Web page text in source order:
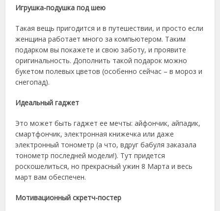
Игрушка-подушка под шею
Такая вещь пригодится и в путешествии, и просто если
женщина работает много за компьютером. Таким
подарком вы покажете и свою заботу, и проявите
оригинальность. Дополнить такой подарок можно
букетом полевых цветов (особенно сейчас – в мороз и
снегопад).
Идеальный гаджет
Это может быть гаджет ее мечты: айфончик, айпадик,
смартфончик, электронная книжечка или даже
электронный тонометр (а что, вдруг бабуля заказала
тонометр последней модели!). Тут придется
роскошелиться, но прекрасный ужин 8 Марта и весь
март вам обеспечен.
Мотивационный скретч-постер